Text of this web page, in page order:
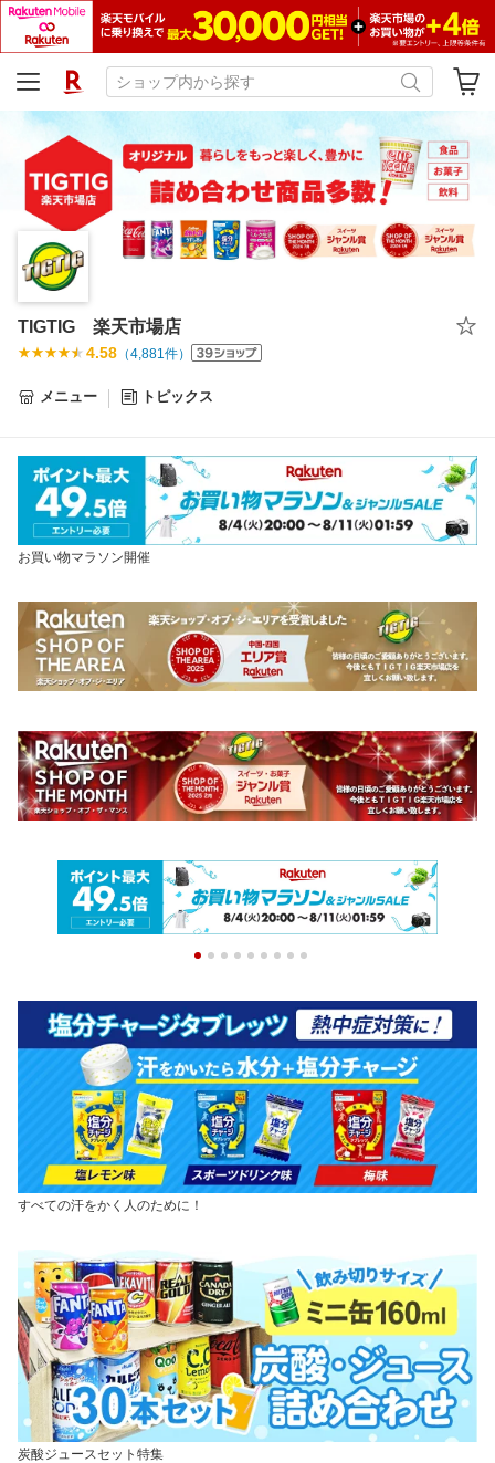
TIGTIG 楽天市場店
4.58 （4,881件）
メニュー トピックス
お買い物マラソン開催
すべての汗をかく人のために！
炭酸ジュースセット特集